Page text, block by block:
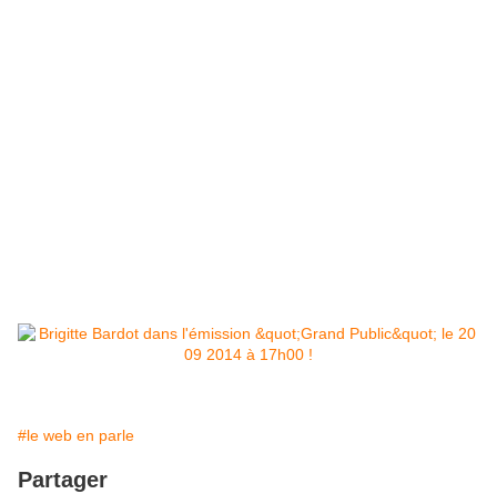
#le web en parle
Partager